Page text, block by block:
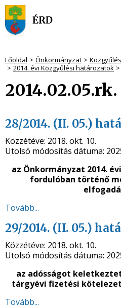
Főoldal Önkormányzat
2014. évi Közgyűlési határozatok
2014.02.05.rk.
28/2014. (II. 05.)
Közzétéve: 2018. okt. 10.
Utolsó módosítás dátuma:
az Önkormányzat 2014.
fordulóban történő
Tovább...
29/2014. (II. 05.)
Közzétéve: 2018. okt. 10.
Utolsó módosítás dátuma:
az adósságot
tárgyévi fizetési
Tovább...